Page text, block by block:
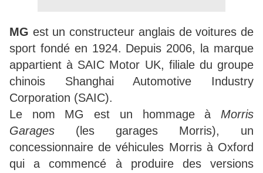
MG est un constructeur anglais de voitures de
sport fondé en 1924. Depuis 2006, la marque
appartient à SAIC Motor UK, filiale du groupe
chinois Shanghai Automotive Industry
Corporation (SAIC).
Le nom MG est un hommage à Morris
Garages (les garages Morris), un
concessionnaire de véhicules Morris à Oxford
qui a commencé à produire des versions